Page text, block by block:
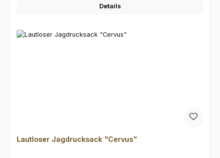
Details
Lautloser Jagdrucksack "Cervus"